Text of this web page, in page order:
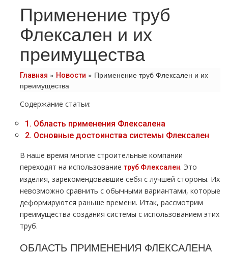
Применение труб
Флексален и их
преимущества
Главная » Новости » Применение труб Флексален и их
преимущества
Содержание статьи:
1. Область применения Флексалена
2. Основные достоинства системы Флексален
В наше время многие строительные компании
переходят на использование труб Флексален. Это
изделия, зарекомендовавшие себя с лучшей стороны. Их
невозможно сравнить с обычными вариантами, которые
деформируются раньше времени. Итак, рассмотрим
преимущества создания системы с использованием этих
труб.
ОБЛАСТЬ ПРИМЕНЕНИЯ ФЛЕКСАЛЕНА